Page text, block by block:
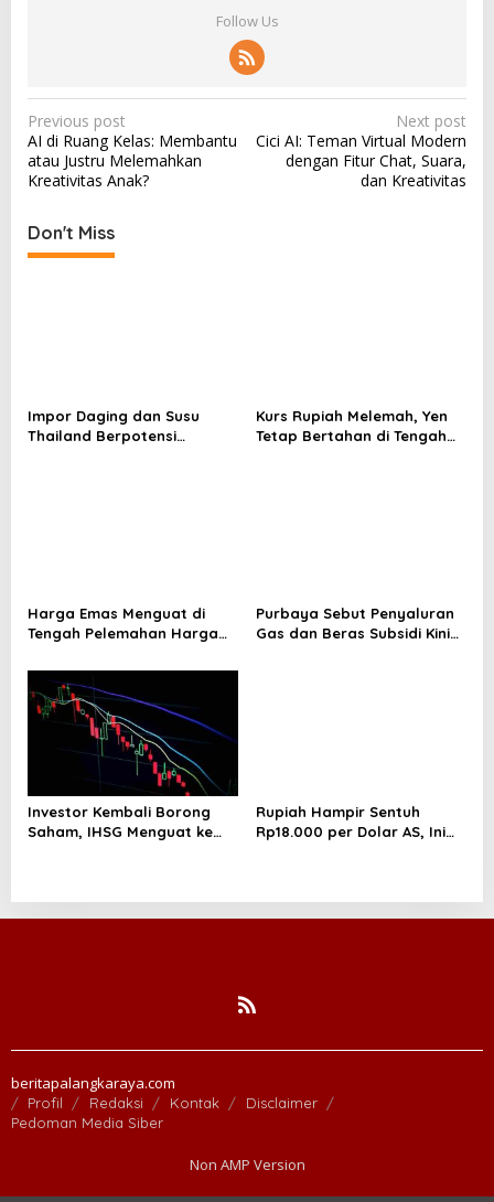
Follow Us
P
o
s
n
t
Previous post
AI di Ruang Kelas: Membantu
atau Justru Melemahkan
Kreativitas Anak?
Next post
Cici AI: Teman Virtual Modern
dengan Fitur Chat, Suara,
dan Kreativitas
Don't Miss
Impor Daging dan Susu
Thailand Berpotensi
Kurs Rupiah Melemah, Yen
Tetap Bertahan di Tengah
Harga Emas Menguat di
Tengah Pelemahan Harga
Purbaya Sebut Penyaluran
Gas dan Beras Subsidi Kini
Investor Kembali Borong
Saham, IHSG Menguat ke
Rupiah Hampir Sentuh
Rp18.000 per Dolar AS, Ini
beritapalangkaraya.com
Profil Redaksi Kontak
Disclaimer
Pedoman Media Siber
Non AMP Version